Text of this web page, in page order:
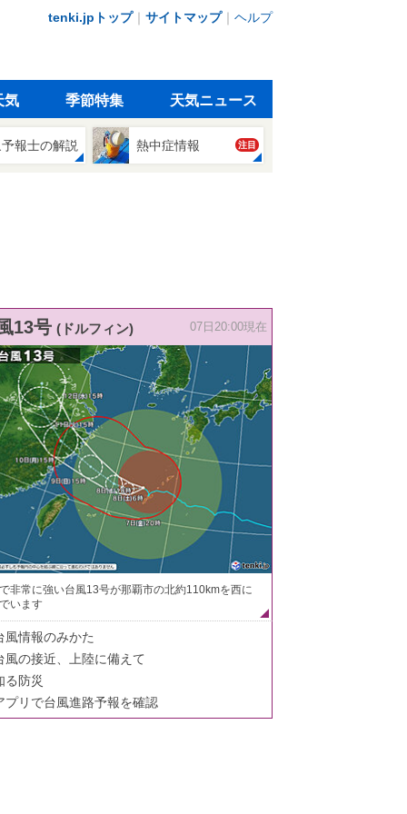
tenki.jpトップ｜ サイトマップ｜ ヘルプ
気 季節特集 天気ニュース
報士の解説 熱中症情報 注目
13号 (ドルフィン) 07日20:00現在
非常に強い台風13号が那覇市の北約110kmを西に
います
風情報のみかた
風の接近、上陸に備えて
る防災
プリで台風進路予報を確認